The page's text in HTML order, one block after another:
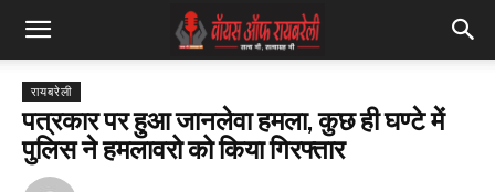
रायबरेली
पत्रकार पर हुआ जानलेवा हमला, कुछ ही घण्टे में
पुलिस ने हमलावरो को किया गिरफ्तार